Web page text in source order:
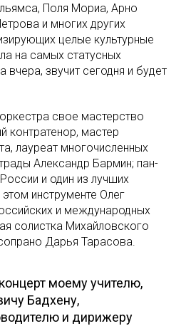
Поля Мориа, Арно
и многих других
целые культурные
на самых статусных
вчера, звучит сегодня и будет
свое мастерство
контратенор, мастер
лауреат многочисленных
Александр Бармин; пан-
и один из лучших
инструменте Олег
и международных
солистка Михайловского
Дарья Тарасова.
моему учителю,
Бадхену,
и дирижеру